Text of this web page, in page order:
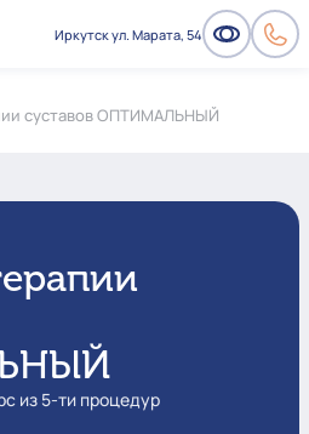
Иркутск ул. Марата, 54
суставов ОПТИМАЛЬНЫЙ
из 5-ти процедур